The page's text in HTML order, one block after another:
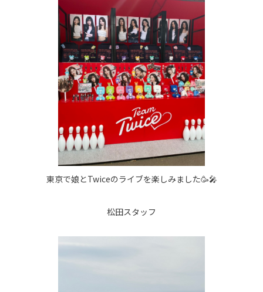
東京で娘とTwiceのライブを楽しみました🥳🎤
松田スタッフ